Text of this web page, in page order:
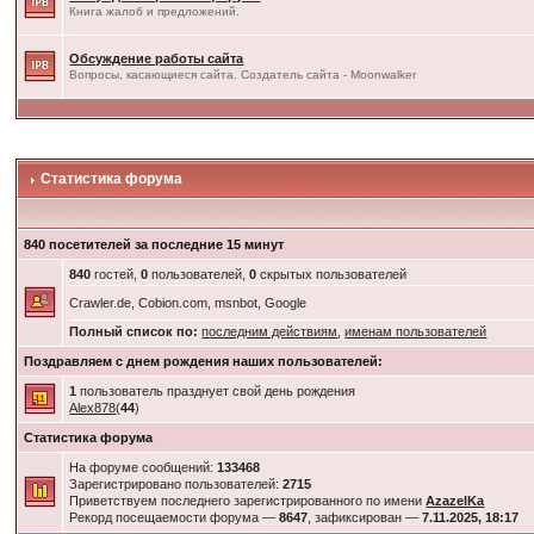
Книга жалоб и предложений.
Обсуждение работы сайта
Вопросы, касающиеся сайта. Создатель сайта - Moonwalker
Статистика форума
840 посетителей за последние 15 минут
840 гостей,0 пользователей,0 скрытых пользователей
Crawler.de, Cobion.com, msnbot, Google
Полный список по: последним действиям ,именам пользователей
Поздравляем с днем рождения наших пользователей:
1 пользователь празднует свой день рождения
Alex878(44)
Статистика форума
На форуме сообщений:133468
Зарегистрировано пользователей:2715
Приветствуем последнего зарегистрированного по имениAzazelKa
Рекорд посещаемости форума —8647 , зафиксирован —7.11.2025, 18:17